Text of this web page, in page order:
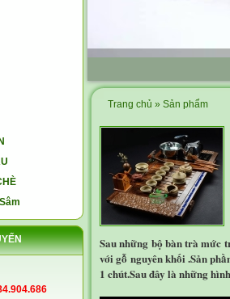
Trang chủ » Sản phẩm
Sau những bộ bàn trà mức
với gỗ nguyên khối .Sản
1 chút.Sau đây là những